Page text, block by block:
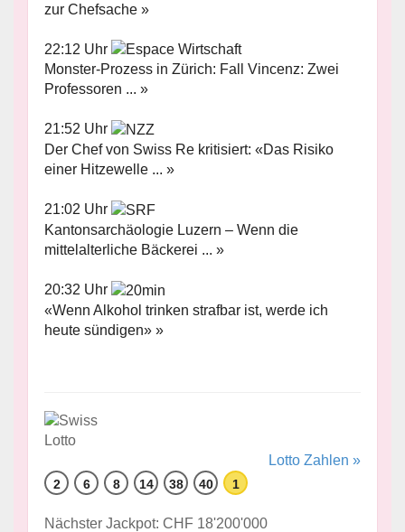
zur Chefsache »
22:12 Uhr
Monster-Prozess in Zürich: Fall Vincenz: Zwei
Professoren ... »
21:52 Uhr
Der Chef von Swiss Re kritisiert: «Das Risiko
einer Hitzewelle ... »
21:02 Uhr
Kantonsarchäologie Luzern – Wenn die
mittelalterliche Bäckerei ... »
20:32 Uhr
«Wenn Alkohol trinken strafbar ist, werde ich
heute sündigen» »
Lotto Zahlen »
2 6 8 14 38 40 1
Nächster Jackpot: CHF 18'200'000